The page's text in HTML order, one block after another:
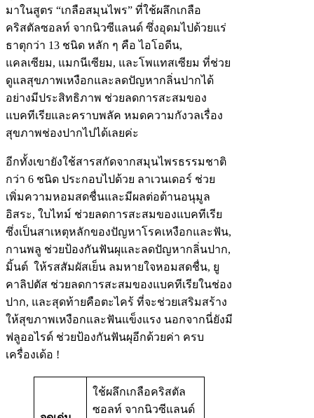
มาในสูตร “เกลือสมุนไพร” ที่ใช้ผลึกเกลือ
คริสตัลซอลท์ จากนิวซีแลนด์ ซึ่งอุดมไปด้วยแร่
ธาตุกว่า 13 ชนิด หลัก ๆ คือ ไอโอดีน,
แคลเซียม, แมกนีเซียม, และโพแทสเซียม ที่ช่วย
ดูแลสุขภาพเหงือกและลดปัญหากลิ่นปากได้
อย่างมีประสิทธิภาพ ช่วยลดการสะสมของ
แบคทีเรียและคราบพลัค หมดความกังวลเรื่อง
สุขภาพช่องปากไปได้เลยค่ะ
อีกทั้งเขายังใช้สารสกัดจากสมุนไพรธรรมชาติ
กว่า 6 ชนิด ประกอบไปด้วย ลาเวนเดอร์ ช่วย
เพิ่มความหอมสดชื่นและมีผลต่อต้านอนุมูล
อิสระ, ใบไทม์ ช่วยลดการสะสมของแบคทีเรีย
ซึ่งเป็นสาเหตุหลักของปัญหาโรคเหงือกและฟัน,
กานพลู ช่วยป้องกันฟันผุและลดปัญหากลิ่นปาก,
มิ้นต์ ให้รสสัมผัสเย็น ลมหายใจหอมสดชื่น, ยู
คาลิปตัส ช่วยลดการสะสมของแบคทีเรียในช่อง
ปาก, และสุดท้ายคือตะไคร้ ที่จะช่วยเสริมสร้าง
ให้สุขภาพเหงือกและฟันแข็งแรง นอกจากนี่ยังมี
ฟลูออไรด์ ช่วยป้องกันฟันผุอีกด้วยค่า ครบ
เครื่องเด้อ !
ใช้ผลึกเกลือคริสตัล
ซอลท์ จากนิวซีแลนด์